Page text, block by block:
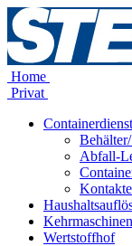
Home
Privat
Containerdienst
Abfall-
Wertstoffhof